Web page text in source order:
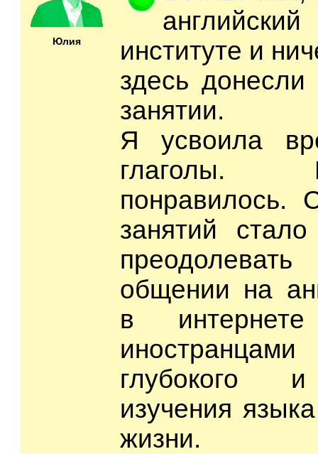
Юлия
институте и
здесь
занятии.
Я усвоила
глаголы.
понравилось.
занятий
общении на
в
глубокого и
изучения
жизни.